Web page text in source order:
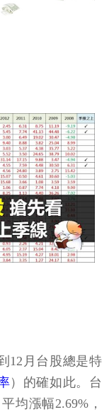
12月台股總是特
）的確如此。台
均漲幅2.69%，